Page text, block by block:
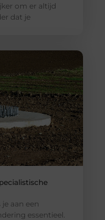
om er altijd
dat je
aan een
essentieel.